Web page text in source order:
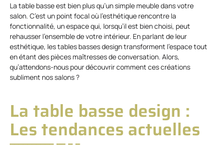
La table basse est bien plus qu’un simple meuble dans votre
salon. C’est un point focal où l’esthétique rencontre la
fonctionnalité, un espace qui, lorsqu’il est bien choisi, peut
rehausser l’ensemble de votre intérieur. En parlant de leur
esthétique, les tables basses design transforment l’espace tout
en étant des pièces maîtresses de conversation. Alors,
qu’attendons-nous pour découvrir comment ces créations
subliment nos salons ?
La table basse design :
Les tendances actuelles